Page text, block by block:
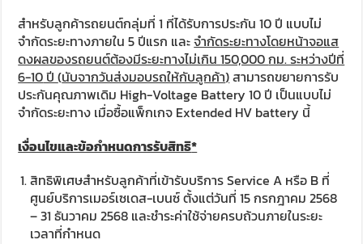
สำหรับลูกค้ารถยนต์กลุ่มที่ 1 ที่ได้รับการประกัน 10 ปี แบบไม่
จำกัดระยะทางภายใน 5 ปีแรก และจำกัดระยะทางโดยหน้าจอแส
ดงผลของรถยนต์ต้องมีระยะทางไม่เกิน150,000กม. ระหว่างปีที่
6-10ปี(นับจากวันส่งมอบรถให้กับลูกค้า)สามารถขยายการรับ
ประกันคุณภาพเดิม High-Voltage Battery 10 ปี เป็นแบบไม่
จำกัดระยะทาง เมื่อซื้อแพ็กเกจ Extended HV battery นี้
เงื่อนไขและข้อกำหนดการรับสิทธิ*
สิทธิพิเศษสำหรับลูกค้าที่เข้ารับบริการ Service A หรือ B ที่
ศูนย์บริการเมอร์เซเดส-เบนซ์ ตั้งแต่วันที่ 15 กรกฎาคม 2568
– 31 ธันวาคม 2568 และชำระค่าใช้จ่ายครบถ้วนภายในระยะ
เวลาที่กำหนด